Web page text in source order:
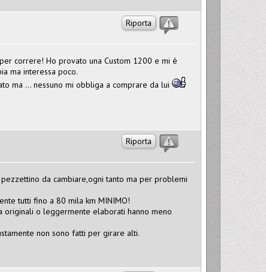
Riporta
correre! Ho provato una Custom 1200 e mi è
ma interessa poco.
ma ... nessuno mi obbliga a comprare da lui
Riporta
da cambiare,ogni tanto ma per problemi
tutti fino a 80 mila km MINIMO!
o leggermente elaborati hanno meno
non sono fatti per girare alti.